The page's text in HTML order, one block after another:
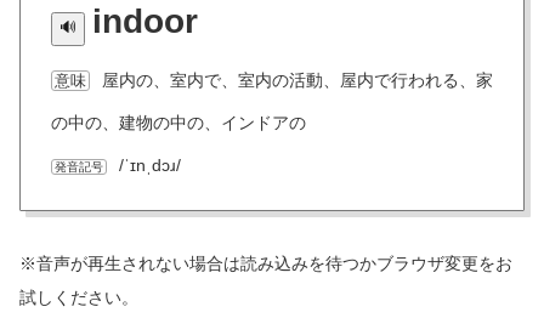
indoor
意味 屋内の、室内で、室内の活動、屋内で行われる、家
の中の、建物の中の、インドアの
発音記号 /ˈɪnˌdɔɹ/
※音声が再生されない場合は読み込みを待つかブラウザ変更をお
試しください。